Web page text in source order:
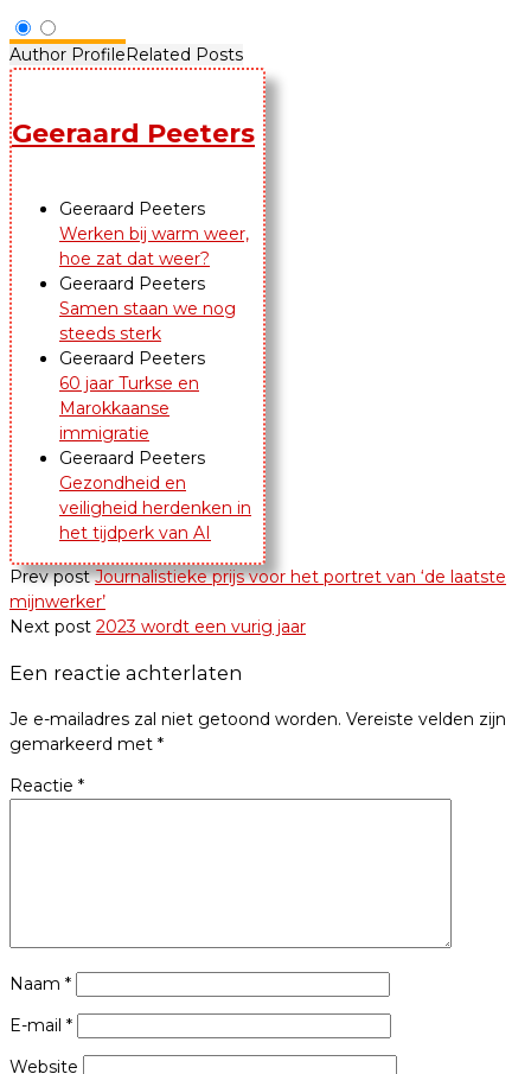
Author ProfileRelated Posts
Geeraard Peeters
Geeraard Peeters
Werken bij warm weer,
hoe zat dat weer?
Geeraard Peeters
Samen staan we nog
steeds sterk
Geeraard Peeters
60 jaar Turkse en
Marokkaanse
immigratie
Geeraard Peeters
Gezondheid en
veiligheid herdenken in
het tijdperk van AI
Prev post Journalistieke prijs voor het portret van ‘de laatste
mijnwerker’
Next post 2023 wordt een vurig jaar
Een reactie achterlaten
Je e-mailadres zal niet getoond worden. Vereiste velden zijn
gemarkeerd met *
Reactie *
Naam *
E-mail *
Website